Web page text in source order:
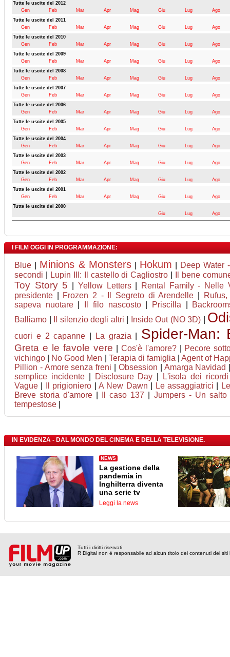
Tutte le uscite del 2012
Gen
Feb Mar Apr Mag Giu Lug
Ago
Tutte le uscite del 2011
Gen
Feb Mar Apr Mag Giu Lug
Ago
Tutte le uscite del 2010
Gen
Feb Mar Apr Mag Giu Lug
Ago
Tutte le uscite del 2009
Gen
Feb Mar Apr Mag Giu Lug
Ago
Tutte le uscite del 2008
Gen
Feb Mar Apr Mag Giu Lug
Ago
Tutte le uscite del 2007
Gen
Feb Mar Apr Mag Giu Lug
Ago
Tutte le uscite del 2006
Gen
Feb Mar Apr Mag Giu Lug
Ago
Tutte le uscite del 2005
Gen
Feb Mar Apr Mag Giu Lug
Ago
Tutte le uscite del 2004
Gen
Feb Mar Apr Mag Giu Lug
Ago
Tutte le uscite del 2003
Gen
Feb Mar Apr Mag Giu Lug
Ago
Tutte le uscite del 2002
Gen
Feb Mar Apr Mag Giu Lug
Ago
Tutte le uscite del 2001
Gen
Feb Mar Apr Mag Giu Lug
Ago
Tutte le uscite del 2000
Giu
Lug Ago
I FILM OGGI IN PROGRAMMAZIONE:
Blue Minions & Monsters Hokum
Deep Water
secondi
Lupin III: Il castello di Cagliostro Il bene
Toy Story 5 Yellow Letters|
Rental Family - Nelle
presidente
Frozen 2 - Il Segreto di Arendelle
sapeva nuotare| Il filo nascosto| Priscilla
Balliamo
Il silenzio degli altri Inside Out (NO 3D)
cuori e 2 capanne La grazia Spider-Man:
Greta e le favole vere Cos'è l'amore?| Pecore
vichingo
No Good Men Terapia di famiglia |Agent of
Pillion - Amore senza freni
Obsession Amarga Navidad
semplice incidente| Disclosure Day
L'isola dei
Vague
Il prigioniero A New Dawn Le assaggiatrici
Breve storia d'amore
Il caso 137
Jumpers - Un
tempestose
IN EVIDENZA - DAL MONDO DEL CINEMA E DELLA TELEVISIONE.
NEWS
La gestione della
pandemia in
Inghilterra diventa
una serie tv
Leggi la news
Tutti i diritti riservati
R Digital non è responsabile ad alcun titolo dei contenuti dei siti